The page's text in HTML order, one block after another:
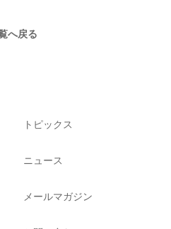
へ戻る
トピックス
ニュース
メールマガジン